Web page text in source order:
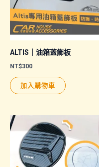
ALTIS｜油箱蓋飾板
NT$300
加入購物車